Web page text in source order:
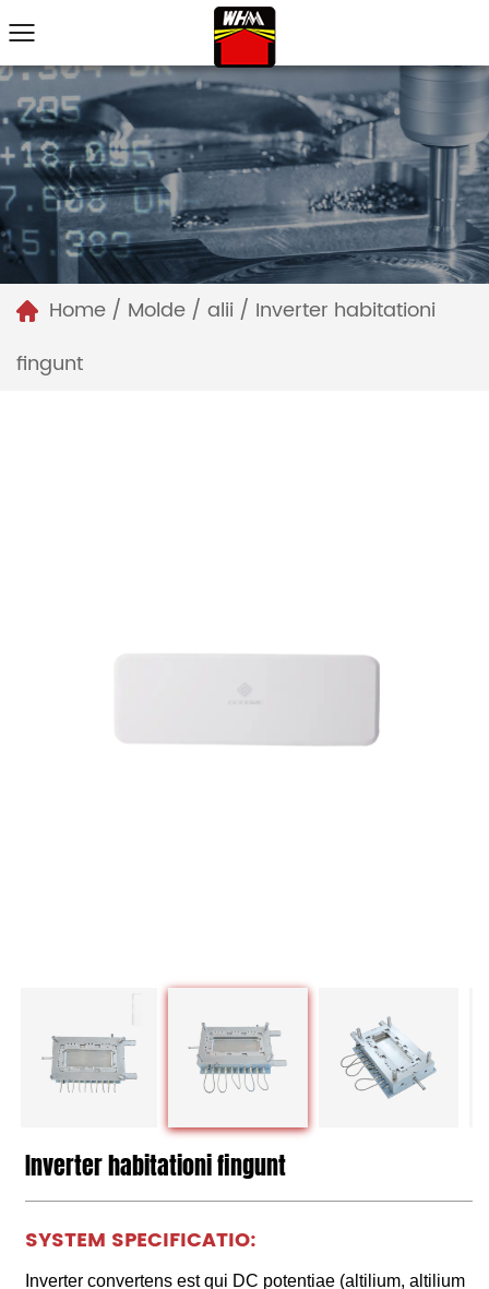
Home / Molde / alii / Inverter habitationi
fingunt
Inverter habitationi fingunt
SYSTEM SPECIFICATIO:
Inverter convertens est qui DC potentiae (altilium, altilium